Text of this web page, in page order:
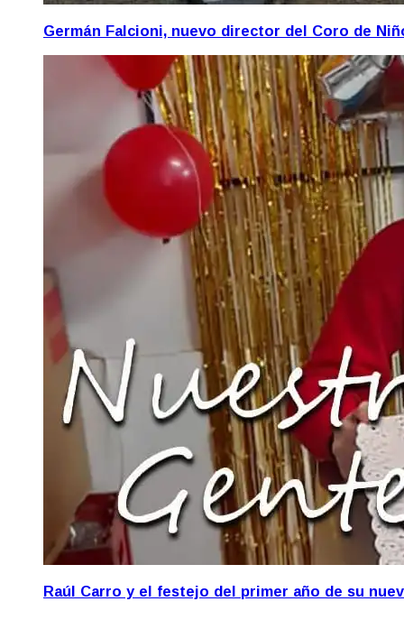
Germán Falcioni, nuevo director del Coro de
Raúl Carro y el festejo del primer año de su